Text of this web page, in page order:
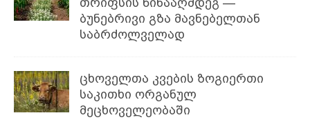
თრიფსის წინააღმდეგ —
ბუნებრივი გზა მავნებელთან
საბრძოლველად
ცხოველთა კვების ზოგიერთი
საკითხი ორგანულ
მეცხოველეობაში